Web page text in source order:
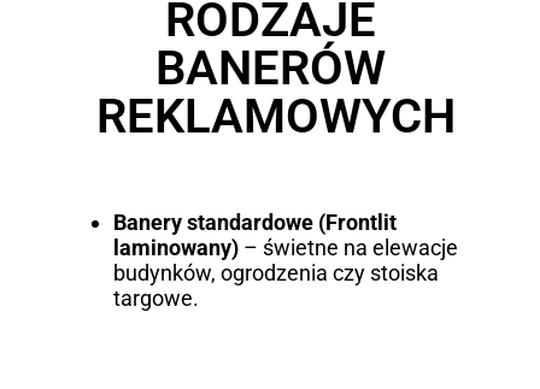
RODZAJE
BANERÓW
REKLAMOWYCH
Banery standardowe (Frontlit
laminowany)– świetne na elewacje
budynków, ogrodzenia czy stoiska
targowe.